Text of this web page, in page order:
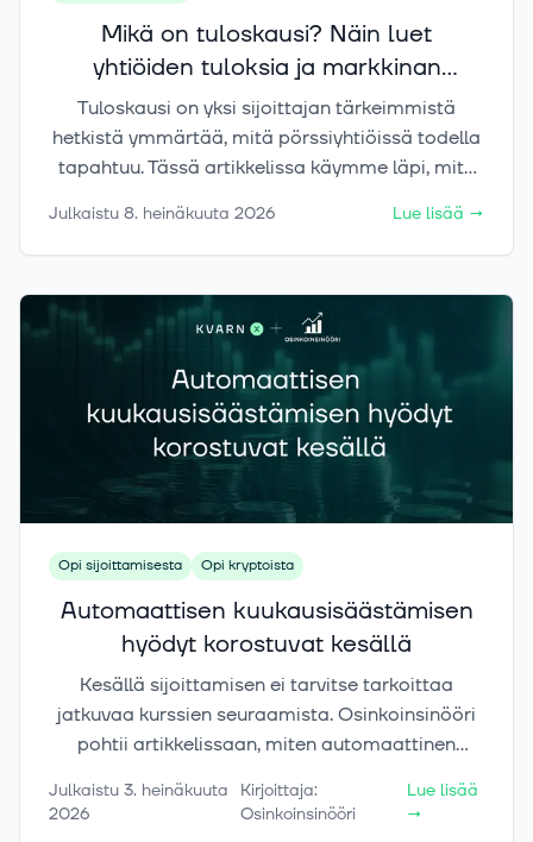
Mikä on tuloskausi? Näin luet
yhtiöiden tuloksia ja markkinan
reaktioita
Tuloskausi on yksi sijoittajan tärkeimmistä
hetkistä ymmärtää, mitä pörssiyhtiöissä todella
tapahtuu. Tässä artikkelissa käymme läpi, mitä
kannattaa katsoa ja miksi osake voi liikkua
voimakkaasti, vaikka tulos näyttäisi
Julkaistu 8. heinäkuuta 2026 Lue lisää →
Opi sijoittamisesta Opi kryptoista
Automaattisen kuukausisäästämisen
hyödyt korostuvat kesällä
Kesällä sijoittamisen ei tarvitse tarkoittaa
jatkuvaa kurssien seuraamista. Osinkoinsinööri
pohtii artikkelissaan, miten automaattinen
sijoitussuunnitelman käynnissä myös silloin, kun
Julkaistu 3. heinäkuuta
2026
Kirjoittaja:
Osinkoinsinööri
Lue lisää
→